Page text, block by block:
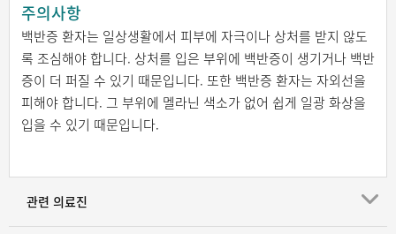
주의사항
백반증 환자는 일상생활에서 피부에 자극이나 상처를 받지 않도
록 조심해야 합니다. 상처를 입은 부위에 백반증이 생기거나 백반
증이 더 퍼질 수 있기 때문입니다. 또한 백반증 환자는 자외선을
피해야 합니다. 그 부위에 멜라닌 색소가 없어 쉽게 일광 화상을
입을 수 있기 때문입니다.
관련 의료진